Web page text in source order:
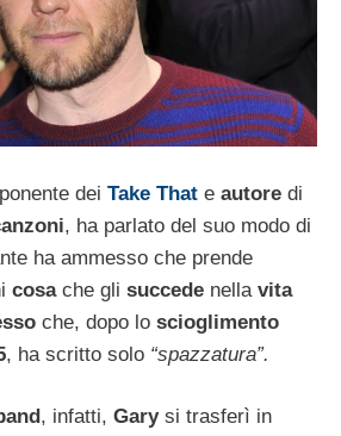
dei Take That e autore di
, ha parlato del suo modo di
ha ammesso che prende
cosache gli succede nella vita
che, dopo lo scioglimento
, ha scritto solo “spazzatura”.
, infatti, Garysi trasferì in